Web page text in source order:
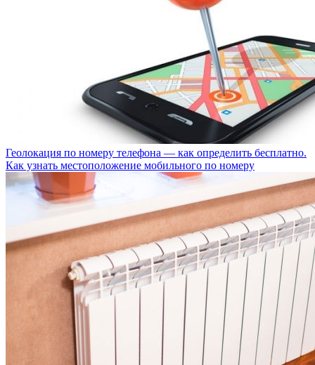
Геолокация по номеру телефона — как определить бесплатно.
Как узнать местоположение мобильного по номеру